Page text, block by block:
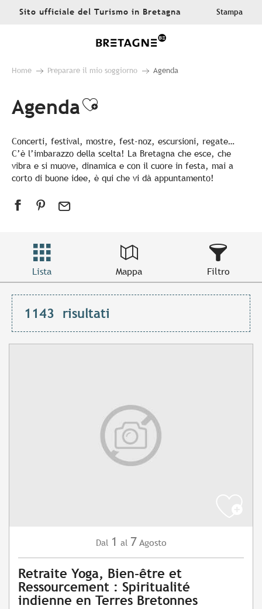
AllerSito ufficiale del Turismo in Bretagna Stampa
Home Preparare il mio soggiorno Agenda
AgendaAjouter aux favoris
Concerti, festival, mostre, fest-noz, escursioni, regate…
C’è l’imbarazzo della scelta! La Bretagna che esce, che
vibra e si muove, dinamica e con il cuore in festa, mai a
corto di buone idee, è qui che vi dà appuntamento!
Lista Mappa Filtro
1143 risultati
Dal 1 al 7 Agosto
Retraite Yoga, Bien-être et
Ressourcement : Spiritualité
indienne en Terres Bretonnes